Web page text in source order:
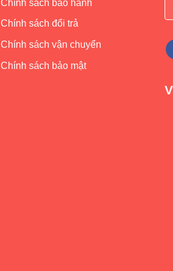
Chính sách bảo hành
Chính sách đổi trả
Chính sách vận chuyển
Chính sách bảo mật